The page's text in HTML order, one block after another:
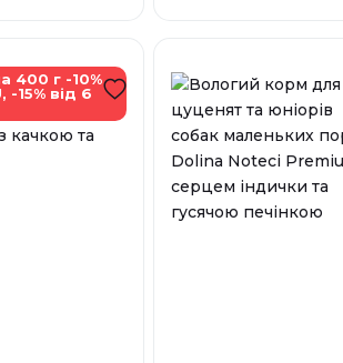
У наявності
400 г -10%
-15% від 6